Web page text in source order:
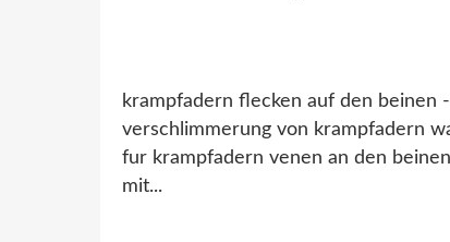
krampfadern flecken auf den beinen
verschlimmerung von krampfadern
fur krampfadern venen an den
mit...